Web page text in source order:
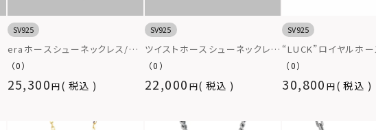
SV925
eraホースシューネックレス/シ
ルバー925
25,300 税込
（0）
SV925
ツイストホースシューネックレ
ス/シルバー925
22,000 税込
（0）
SV925
“LUCK”ロイヤルホー
ネックレス/シルバー
30,800 税込
（0）